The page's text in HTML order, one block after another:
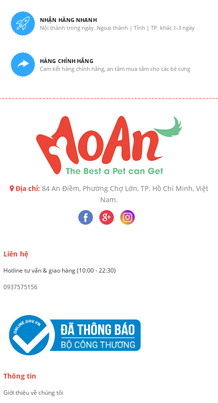
NHẬN HÀNG NHANH
Nội thành trong ngày. Ngoại thành | Tỉnh | TP. khác 1-3 ngày
HÀNG CHÍNH HÃNG
Cam kết hàng chính hãng, an tâm mua sắm cho các bé cưng
Địa chỉ: 84 An Điềm, Phường Chợ Lớn, TP. Hồ Chí Minh, Việt
Nam.
Liên hệ
Hotline tư vấn & giao hàng (10:00 - 22:30)
0937575156
Thông tin
Giới thiệu về chúng tôi